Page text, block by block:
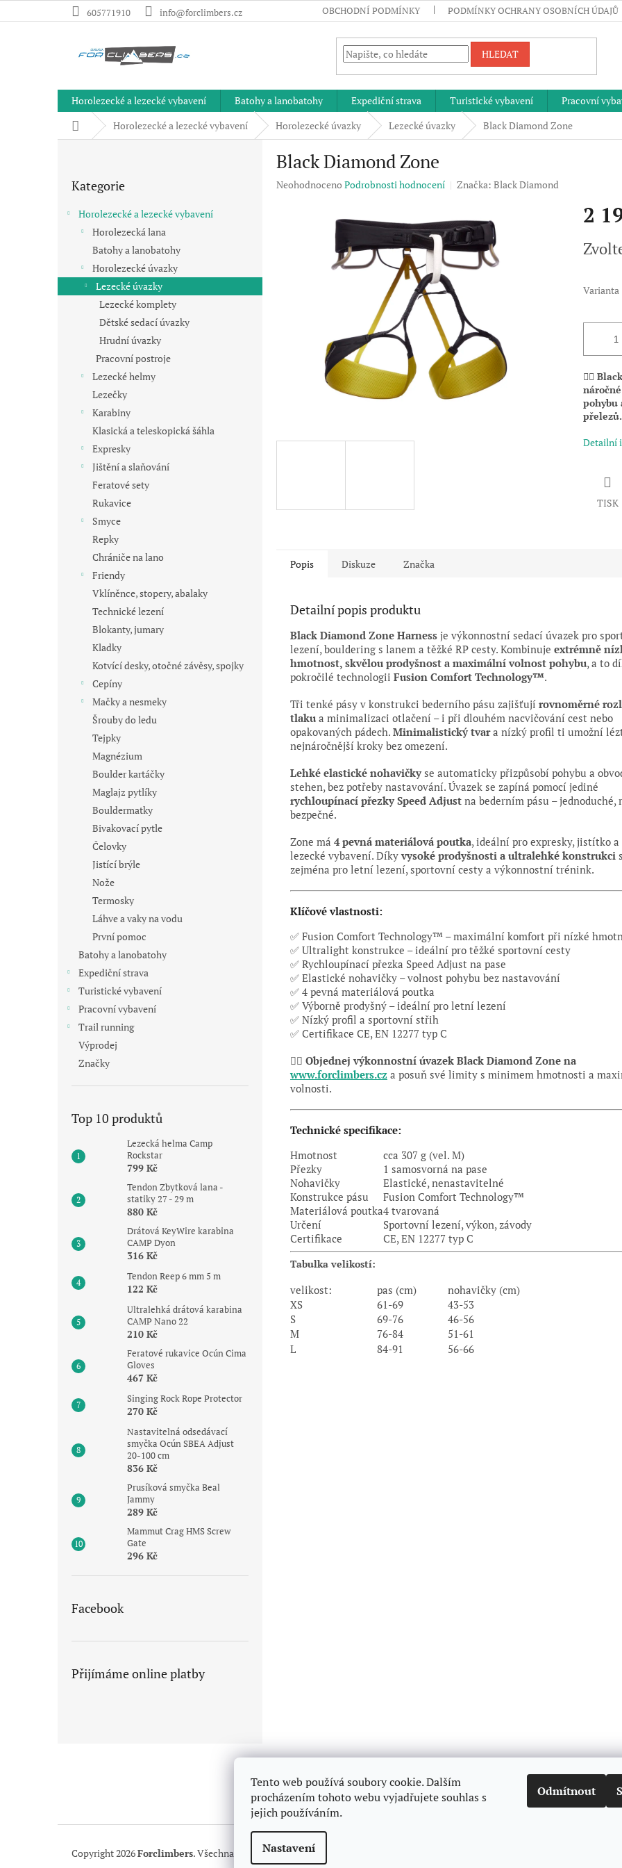
Tento web používá soubory cookie. Dalším
procházením tohoto webu vyjadřujete souhlas s
jejich používáním.
Nastavení
Odmítnout
na
605771910 info@forclimbers.cz OBCHODNÍ PODMÍNKY PODMÍNKY OCHRANY OSOBNÍCH ÚDAJŮ
HLEDAT
Horolezecké a lezecké vybavení Batohy a lanobatohy Expediční strava Turistické vybavení Pracovní
Domů Horolezecké a lezecké vybavení Horolezecké úvazky Lezecké úvazky Black Diamond Zone
a
kategorie
Kategorie
Horolezecké a lezecké vybavení
Horolezecká lana
Batohy a lanobatohy
Horolezecké úvazky
Lezecké úvazky
Lezecké komplety
Dětské sedací úvazky
Hrudní úvazky
Pracovní postroje
Lezecké helmy
Lezečky
Karabiny
Klasická a teleskopická šáhla
Expresky
Jištění a slaňování
Feratové sety
Rukavice
Smyce
Repky
Chrániče na lano
Friendy
Vklíněnce, stopery, abalaky
Technické lezení
Blokanty, jumary
Kladky
Kotvící desky, otočné závěsy, spojky
Cepíny
Mačky a nesmeky
Šrouby do ledu
Tejpky
Magnézium
Boulder kartáčky
Maglajz pytlíky
Bouldermatky
Bivakovací pytle
Čelovky
Jistící brýle
Nože
Termosky
Láhve a vaky na vodu
První pomoc
Batohy a lanobatohy
Expediční strava
Turistické vybavení
Pracovní vybavení
Trail running
Výprodej
Značky
Top 10 produktů
Lezecká helma Camp
Rockstar
799 Kč
Tendon Zbytková lana -
statiky 27 - 29 m
880 Kč
Drátová KeyWire karabina
CAMP Dyon
316 Kč
Tendon Reep 6 mm 5 m
122 Kč
Ultralehká drátová karabina
CAMP Nano 22
210 Kč
Feratové rukavice Ocún Cima
Gloves
467 Kč
Singing Rock Rope Protector
270 Kč
Nastavitelná odsedávací
smyčka Ocún SBEA Adjust
20-100 cm
836 Kč
Prusíková smyčka Beal
Jammy
289 Kč
Mammut Crag HMS Screw
Gate
296 Kč
Facebook
Přijímáme online platby
Black Diamond Zone
Průměrné
Neohodnoceno Podrobnosti hodnocení Značka: Black Diamond
2
cena:
Varianta
🧗‍♂️
pohybu
přelezů.
Detailní
TISK
Popis Diskuze Značka
Detailní popis produktu
Black Diamond Zone Harness je výkonnostní sedací úvazek pro
lezení, bouldering s lanem a těžké RP cesty. Kombinuje extrémně
hmotnost, skvělou prodyšnost a maximální volnost pohybu, a to
pokročilé technologii Fusion Comfort Technology™.
Tři tenké pásy v konstrukci bederního pásu zajišťují rovnoměrné
tlaku a minimalizaci otlačení – i při dlouhém nacvičování cest nebo
opakovaných pádech. Minimalistický tvara nízký profil ti umožní
nejnáročnější kroky bez omezení.
Lehké elastické nohavičkyse automaticky přizpůsobí pohybu a
stehen, bez potřeby nastavování. Úvazek se zapíná pomocí jediné
rychloupínací přezky Speed Adjust na bederním pásu – jednoduché,
bezpečné.
Zone má 4 pevná materiálová poutka, ideální pro expresky, jistítko
lezecké vybavení. Díkyvysoké prodyšnosti a ultralehké konstrukci
zejména pro letní lezení, sportovní cesty a výkonnostní trénink.
Klíčové vlastnosti:
✅ Fusion Comfort Technology™ – maximální komfort při nízké
✅ Ultralight konstrukce – ideální pro těžké sportovní cesty
✅ Rychloupínací přezka Speed Adjust na pase
✅ Elastické nohavičky – volnost pohybu bez nastavování
✅ 4 pevná materiálová poutka
✅ Výborně prodyšný – ideální pro letní lezení
✅ Nízký profil a sportovní střih
✅ Certifikace CE, EN 12277 typ C
🧗‍♂️ Objednej výkonnostní úvazek Black Diamond Zone na
www.forclimbers.cz a posuň své limity s minimem hmotnosti a
volnosti.
Technické specifikace:
Hmotnost
cca 307 g (vel. M)
Přezky
1 samosvorná na pase
Nohavičky
Elastické, nenastavitelné
Konstrukce pásu
Fusion Comfort Technology™
Materiálová poutka4 tvarovaná
Určení
Sportovní lezení, výkon, závody
Certifikace
CE, EN 12277 typ C
Tabulka velikostí:
velikost:
pas (cm)
nohavičky (cm)
XS
61-69
43-53
S
69-76
46-56
M
76-84
51-61
L
84-91 56-66
Copyright 2026Forclimbers. Všechna práva vyhrazena.Upravit nastavení cookies